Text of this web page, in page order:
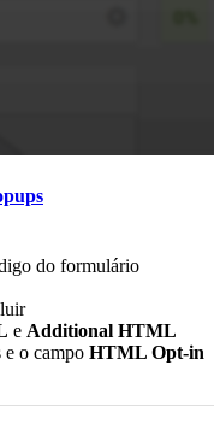
do formulário
e Additional HTML
e o campo HTML Opt-in